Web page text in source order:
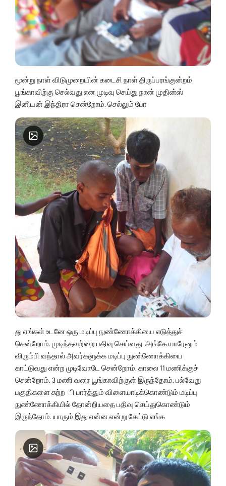
மூன்று நாள் விடுமுறையின் கடைசி நாள் திருப்பரங்குன்றம்
பூங்காவிற்கு செல்வது என முடிவு செய்து நான் முதின்ஸ்
இனியன் இந்திரா சென்றோம். செல்லும் போ
து எங்கள் உடனே ஒரு மடிப்பு நுண்ணோக்கியை எடுத்துச்
சென்றோம். முடிந்தவற்றை பதிவு செய்வது. அங்கே யாரேனும்
விரும்பி வந்தால் அவர்களுக்க மடிப்பு நுண்ணோக்கியை
காட்டுவது என்ற முடிவோடே சென்றோம். காலை 11 மணிக்குச்
சென்றோம். 3 மணி வரை பூங்காவிற்குள் இருந்தோம். பல்வேறு
பகுதிகளை சுற்ற ி பார்த்தும் விளையாடிக்கொண்டும் மடிப்பு
நுண்ணோக்கியில் தோன்றியதை பதிவு செய்துகொண்டும்
இருந்தோம். யாரும் இது என்ன என்று கேட்டு எங்க